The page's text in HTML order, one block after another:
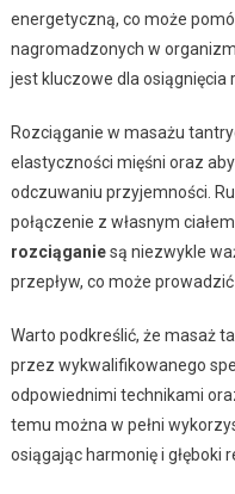
energetyczną, co może
nagromadzonych w
jest kluczowe dla osiągnięcia
Rozciąganie w masażu
elastyczności mięśni oraz
odczuwaniu przyjemności.
połączenie z własnym ciałem.
rozciąganiesą niezwykle
przepływ, co może
Warto podkreślić, że masaż
przez wykwalifikowanego
odpowiednimi technikami
temu można w pełni
osiągając harmonię i głęboki